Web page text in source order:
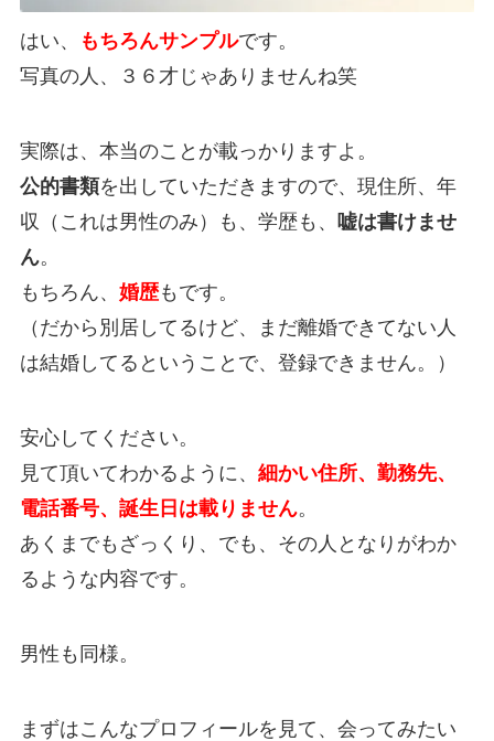
はい、 もちろんサンプルです。
写真の人、３６才じゃありませんね笑
実際は、本当のことが載っかりますよ。
公的書類を出していただきますので、現住所、年
収（これは男性のみ）も、学歴も、 嘘は書けませ
ん。
もちろん、 婚歴もです。
（だから別居してるけど、まだ離婚できてない人
は結婚してるということで、登録できません。）
安心してください。
見て頂いてわかるように、 細かい住所、勤務先、
電話番号、誕生日は載りません。
あくまでもざっくり、でも、その人となりがわか
るような内容です。
男性も同様。
まずはこんなプロフィールを見て、会ってみたい